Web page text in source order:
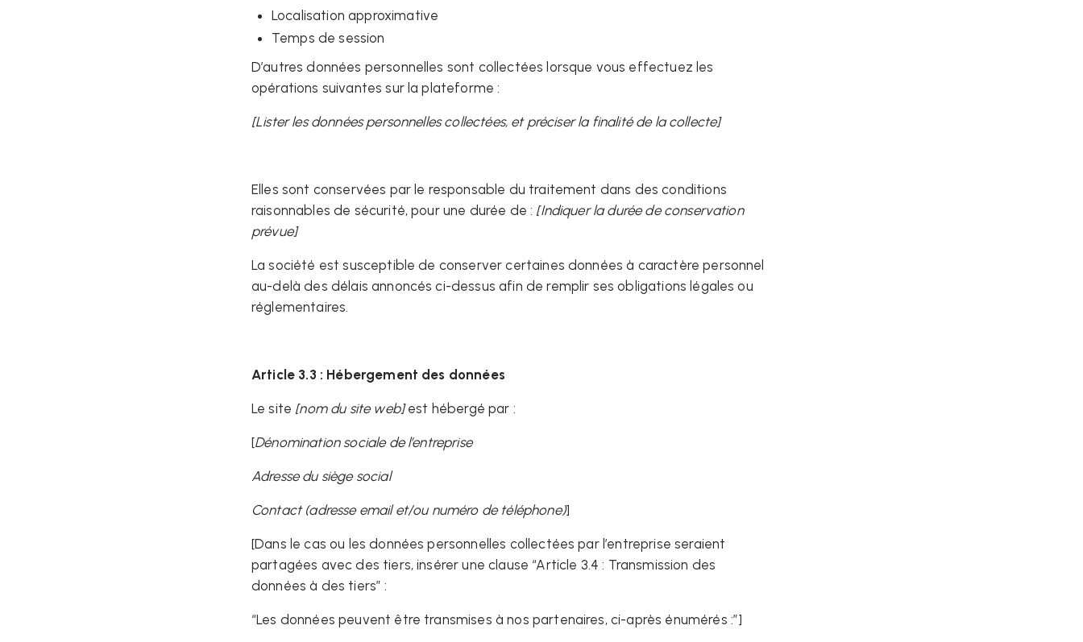
Localisation approximative
Temps de session
D’autres données personnelles sont collectées lorsque vous effectuez les
opérations suivantes sur la plateforme :
[Lister les données personnelles collectées, et préciser la finalité de la collecte]
Elles sont conservées par le responsable du traitement dans des conditions
raisonnables de sécurité, pour une durée de : [Indiquer la durée de conservation
prévue]
La société est susceptible de conserver certaines données à caractère personnel
au-delà des délais annoncés ci-dessus afin de remplir ses obligations légales ou
réglementaires.
Article 3.3 : Hébergement des données
Le site [nom du site web]est hébergé par :
[Dénomination sociale de l’entreprise
Adresse du siège social
Contact (adresse email et/ou numéro de téléphone)]
[Dans le cas ou les données personnelles collectées par l’entreprise seraient
partagées avec des tiers, insérer une clause “Article 3.4 : Transmission des
données à des tiers” :
“Les données peuvent être transmises à nos partenaires, ci-après énumérés :”]